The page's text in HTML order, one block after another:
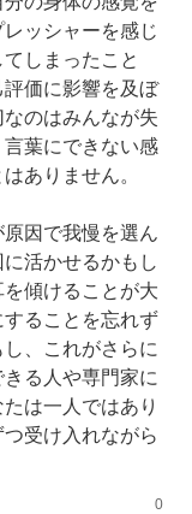
ッシャーを感じ
しまったこと
価に影響を及ぼ
のはみんなが失
葉にできない感
ありません。
因で我慢を選ん
活かせるかもし
傾けることが大
ることを忘れず
、これがさらに
る人や専門家に
は一人ではあり
受け入れながら
0